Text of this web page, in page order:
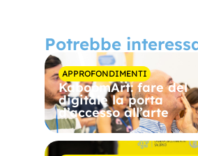
Potrebbe
APPROFONDIMENTI
KaboomArt: fare del
digitale la porta
d’accesso all’arte